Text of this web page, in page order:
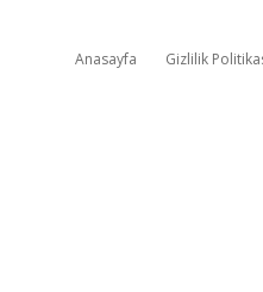
Anasayfa Gizlilik